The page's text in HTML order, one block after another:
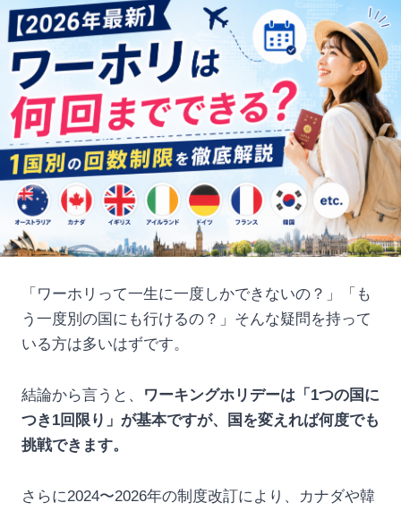
「ワーホリって一生に一度しかできないの？」「も
う一度別の国にも行けるの？」そんな疑問を持って
いる方は多いはずです。
結論から言うと、
ワーキングホリデーは「1つの国に
つき1回限り」が基本ですが、国を変えれば何度でも
挑戦できます。
さらに2024〜2026年の制度改訂により、カナダや韓